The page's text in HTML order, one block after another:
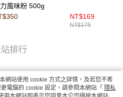
風味粉 500g
NT$169
NT$175
排行
網站使用 cookie 方式之詳情，及若您不希
電腦的 cookie 設定，請參閱本網站「 隱私